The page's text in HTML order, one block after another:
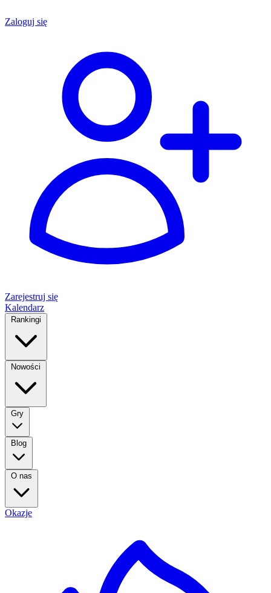
Zaloguj się
Zarejestruj się
Kalendarz
Rankingi
Nowości
Gry
Blog
O nas
Okazje